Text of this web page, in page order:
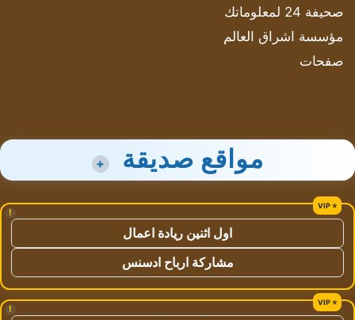
صحيفة 24 لمعلوماتك
مؤسسة اشراق العالم
صفحات
مواقع صديقة +
!
اول اثنين ريادة اعمال
مشاركة ارباح ادسنس
!